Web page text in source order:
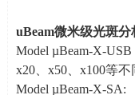
uBeam微米级光斑分
Model µBeam-X-
x20、 x50、 x100等不
Model µBeam-X-SA: